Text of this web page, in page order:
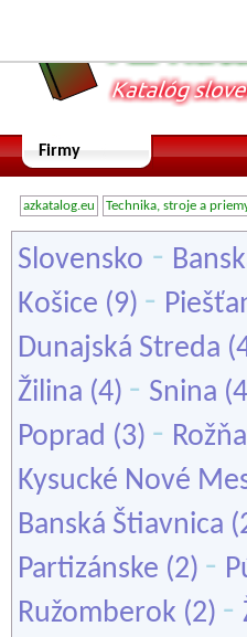
Firmy
azkatalog.eu Technika, stroje a
Slovensko -
Košice (9) -
Dunajská Streda
Žilina (4) - Snina
Poprad (3) -
Kysucké Nové
Banská Štiavnica
Partizánske (2) -
Ružomberok (2) -